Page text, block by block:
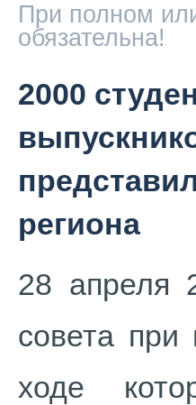
При полном
обязательна!
2000
региона
28 апреля
совета при
ходе